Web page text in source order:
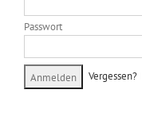
Passwort
Vergessen?